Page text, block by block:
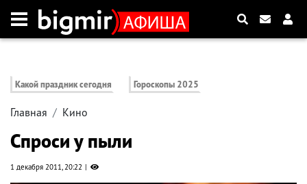
Какой праздник сегодня Гороскопы 2025
Главная Кино
Спроси у пыли
1 декабря 2011, 20:22